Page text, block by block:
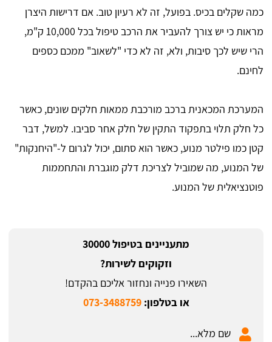
כמה שקלים בכיס. בפועל, זה לא רעיון טוב. אם דרישות היצרן
מראות כי יש צורך להעביר את הרכב טיפול בכל 10,000 ק"מ,
הרי שיש לכך סיבות, ולא, זה לא כדי "לשאוב" ממכם כספים
לחינם.
המערכת המכאנית ברכב מורכבת ממאות חלקים שונים, כאשר
כל חלק תלוי בתפקוד התקין של חלק אחר סביבו. למשל, דבר
קטן כמו פילטר מנוע, כאשר הוא סתום, יכול לגרום ל-"היחנקות"
של המנוע, מה שמוביל לצריכת דלק מוגברת והתחממות
פוטנציאלית של המנוע.
מתעניינים בטיפול 30000
וזקוקים לשירות?
השאירו פנייה ונחזור אליכם בהקדם!
או בטלפון:073-3488759